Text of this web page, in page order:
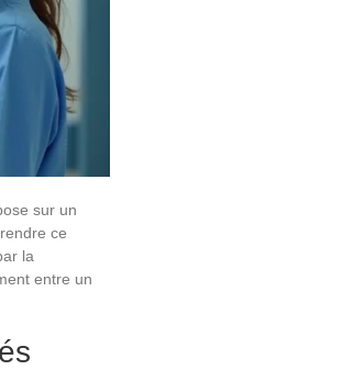
sur un
ce
la
entre un